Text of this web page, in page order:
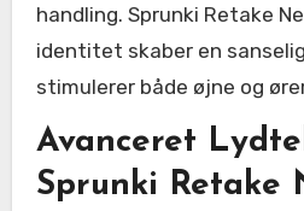
handling. Sprunki Retake
identitet skaber en
stimulerer både øjne og
Avanceret
Sprunki Retake